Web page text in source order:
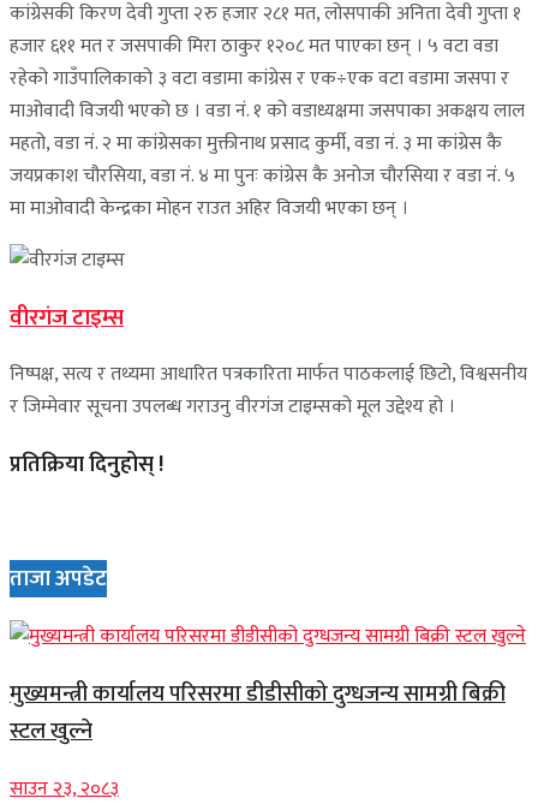
कांग्रेसकी किरण देवी गुप्ता २रु हजार २८१ मत, लोसपाकी अनिता देवी गुप्ता १
हजार ६११ मत र जसपाकी मिरा ठाकुर १२०८ मत पाएका छन् । ५ वटा वडा
रहेको गाउँपालिकाको ३ वटा वडामा कांग्रेस र एक÷एक वटा वडामा जसपा र
माओवादी विजयी भएको छ । वडा नं. १ को वडाध्यक्षमा जसपाका अकक्षय लाल
महतो, वडा नं. २ मा कांग्रेसका मुक्तीनाथ प्रसाद कुर्मी, वडा नं. ३ मा कांग्रेस कै
जयप्रकाश चौरसिया, वडा नं. ४ मा पुनः कांग्रेस कै अनोज चौरसिया र वडा नं. ५
मा माओवादी केन्द्रका मोहन राउत अहिर विजयी भएका छन् ।
वीरगंज टाइम्स
निष्पक्ष, सत्य र तथ्यमा आधारित पत्रकारिता मार्फत पाठकलाई छिटो, विश्वसनीय
र जिम्मेवार सूचना उपलब्ध गराउनु वीरगंज टाइम्सको मूल उद्देश्य हो ।
प्रतिक्रिया दिनुहोस् !
ताजा अपडेट
मुख्यमन्त्री कार्यालय परिसरमा डीडीसीको दुग्धजन्य सामग्री बिक्री
स्टल खुल्ने
साउन २३, २०८३